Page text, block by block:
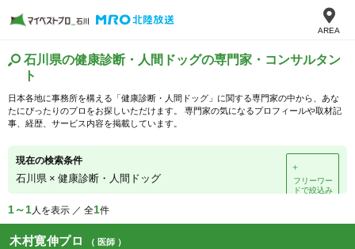
AREA
石川県の健康診断・人間ドッグの専門家・コンサルタン
ト
日本各地に事務所を構える「健康診断・人間ドッグ」に関する専門家の中から、あな
たにぴったりのプロをお探しいただけます。 専門家の気になるプロフィールや取材記
事、経歴、サービス内容を掲載しています。
現在の検索条件
石川県 × 健康診断・人間ドッグ
＋
フリーワー
ドで絞込み
1～1人を表示 ／ 全1件
木村寛伸プロ
（ 医師 ）